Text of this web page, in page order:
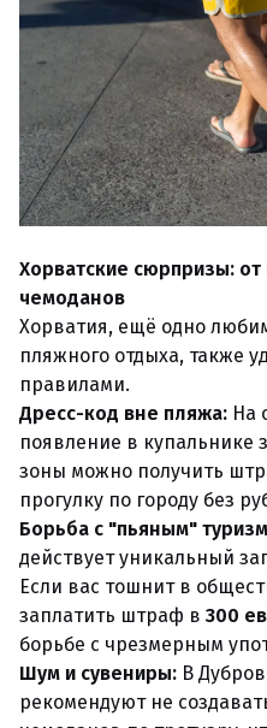
Хорватские сюрпризы: от
чемоданов
Хорватия, ещё одно
пляжного отдыха, также
правилами.
Дресс-код вне пляжа: На
появление в купальнике
зоны можно получить
прогулку по городу без
Борьба с "пьяным"
действует уникальный
Если вас тошнит в
заплатить штраф в 300
борьбе с чрезмерным
Шум и сувениры: В
рекомендуют не